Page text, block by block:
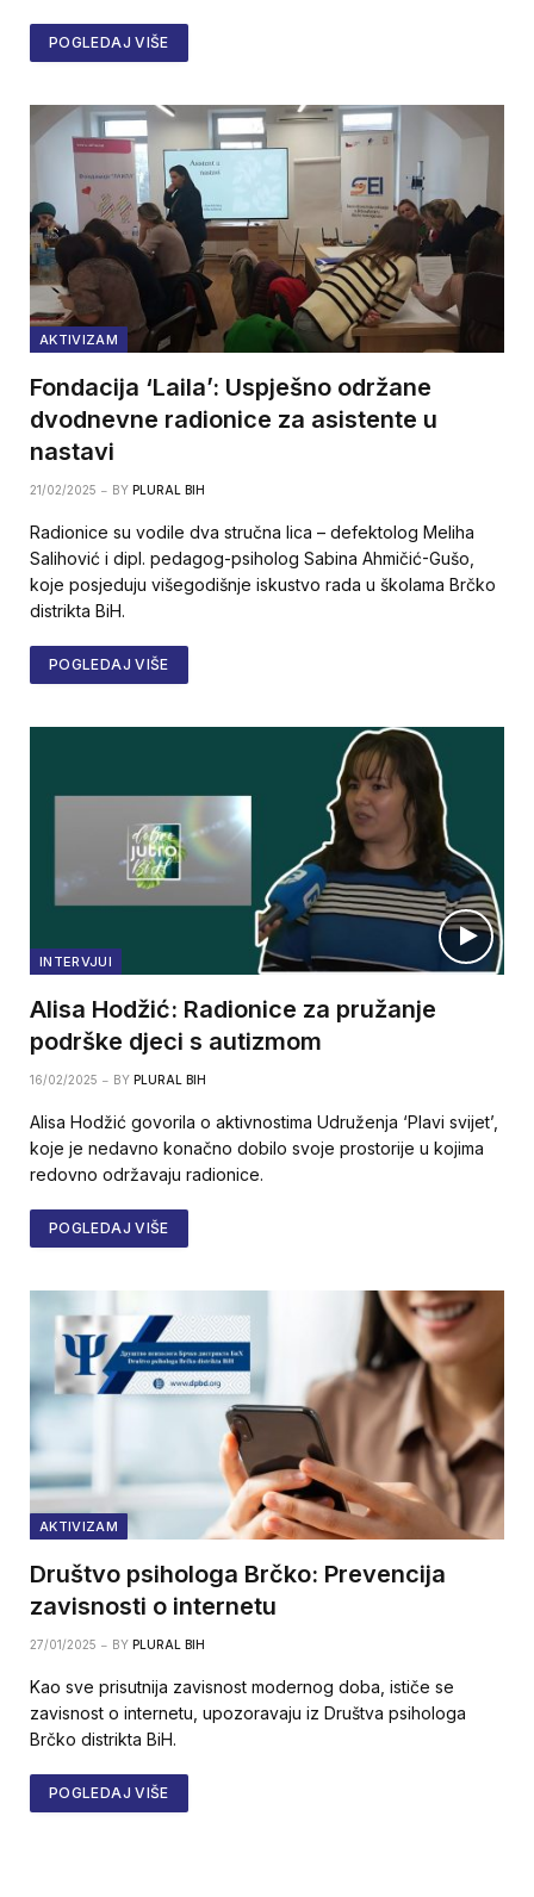
POGLEDAJ VIŠE
AKTIVIZAM
Fondacija ‘Laila’: Uspješno održane
dvodnevne radionice za asistente u
nastavi
21/02/2025 BY PLURAL BIH
Radionice su vodile dva stručna lica – defektolog Meliha
Salihović i dipl. pedagog-psiholog Sabina Ahmičić-Gušo,
koje posjeduju višegodišnje iskustvo rada u školama Brčko
distrikta BiH.
POGLEDAJ VIŠE
INTERVJUI
Alisa Hodžić: Radionice za pružanje
podrške djeci s autizmom
16/02/2025 BY PLURAL BIH
Alisa Hodžić govorila o aktivnostima Udruženja ‘Plavi svijet’,
koje je nedavno konačno dobilo svoje prostorije u kojima
redovno održavaju radionice.
POGLEDAJ VIŠE
AKTIVIZAM
Društvo psihologa Brčko: Prevencija
zavisnosti o internetu
27/01/2025 BY PLURAL BIH
Kao sve prisutnija zavisnost modernog doba, ističe se
zavisnost o internetu, upozoravaju iz Društva psihologa
Brčko distrikta BiH.
POGLEDAJ VIŠE